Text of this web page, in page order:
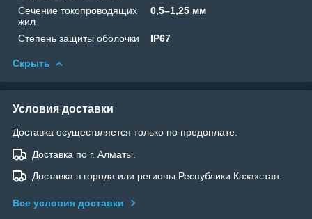
Сечение токопроводящих
жил
0,5–1,25 мм
Степень защиты оболочки IP67
Скрыть
Условия доставки
Доставка осуществляется только по предоплате.
Доставка по г. Алматы.
Доставка в города или регионы Республики Казахстан.
Все условия доставки